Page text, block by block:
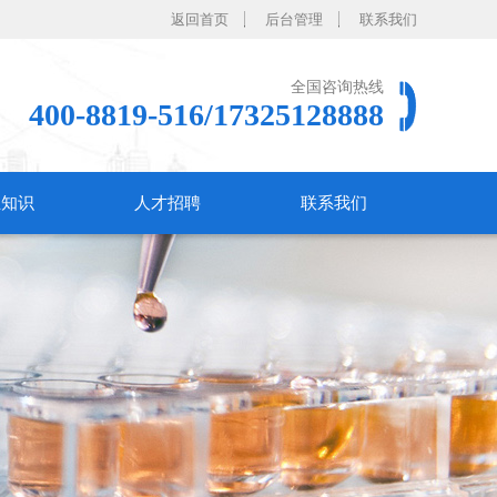
返回首页 后台管理 联系我们
全国咨询热线
400-8819-516/17325128888
识 人才招聘 联系我们